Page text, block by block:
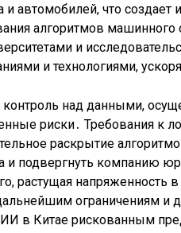
и автомобилей, что
алгоритмов машинного
и
и технологиями,
контроль над данными,
риски․ Требования к
раскрытие
и подвергнуть компанию
растущая напряженность
ограничениям и
в Китае рискованным